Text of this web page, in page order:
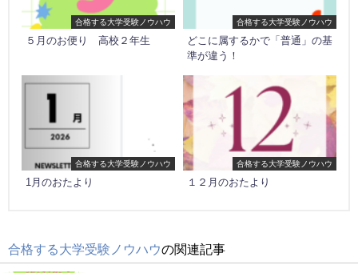
合格する大学受験ノウハウ
５月のお便り 高校２年生
合格する大学受験ノウハウ
どこに属するかで「普通」の基
準が違う！
合格する大学受験ノウハウ
1月のおたより
合格する大学受験ノウハウ
１２月のおたより
合格する大学受験ノウハウの関連記事